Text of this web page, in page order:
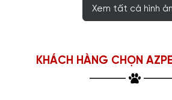
Xem tất cả hình
KHÁCH HÀNG CHỌN